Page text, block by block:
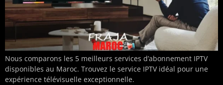
Nous comparons les 5 meilleurs services d’abonnement IPTV
disponibles au Maroc. Trouvez le service IPTV idéal pour une
expérience télévisuelle exceptionnelle.